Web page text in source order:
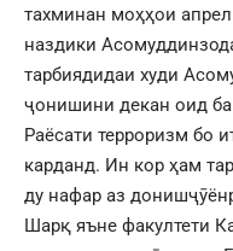
тахминан моҳҳои
наздики
тарбиядидаи худи
ҷонишини декан оид
Раёсати терроризм бо
карданд. Ин кор ҳам
ду нафар аз
Шарқ яъне факултети